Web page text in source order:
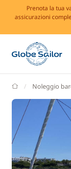
Prenota la tua
assicurazioni
GlobeSailor
Noleggio